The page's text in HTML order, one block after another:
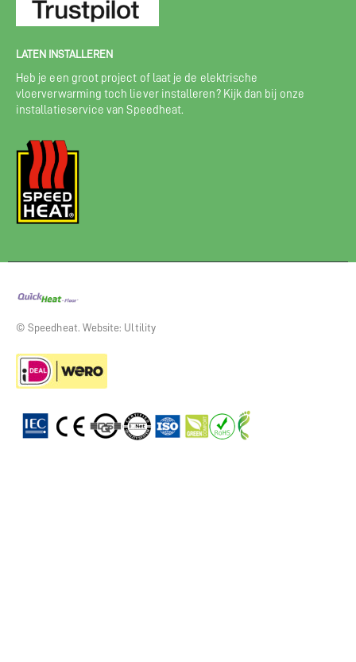
LATEN INSTALLEREN
Heb je een groot project of laat je de elektrische
vloerverwarming toch liever installeren? Kijk dan bij onze
installatieservice van Speedheat.
© Speedheat. Website: Ultility